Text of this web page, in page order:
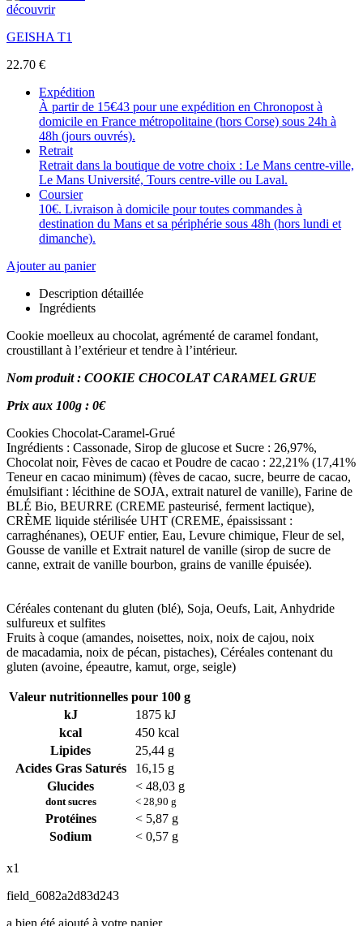
découvrir
GEISHA T1
22.70 €
Expédition
À partir de 15€43 pour une expédition en Chronopost à
domicile en France métropolitaine (hors Corse) sous 24h à
48h (jours ouvrés).
Retrait
Retrait dans la boutique de votre choix : Le Mans centre-ville,
Le Mans Université, Tours centre-ville ou Laval.
Coursier
10€. Livraison à domicile pour toutes commandes à
destination du Mans et sa périphérie sous 48h (hors lundi et
dimanche).
Ajouter au panier
Description détaillée
Ingrédients
Cookie moelleux au chocolat, agrémenté de caramel fondant,
croustillant à l’extérieur et tendre à l’intérieur.
Nom produit : COOKIE CHOCOLAT CARAMEL GRUE
Prix aux 100g : 0€
Cookies Chocolat-Caramel-Grué
Ingrédients : Cassonade, Sirop de glucose et Sucre : 26,97%,
Chocolat noir, Fèves de cacao et Poudre de cacao : 22,21% (17,41%
Teneur en cacao minimum) (fèves de cacao, sucre, beurre de cacao,
émulsifiant : lécithine de SOJA, extrait naturel de vanille), Farine de
BLÉ Bio, BEURRE (CREME pasteurisé, ferment lactique),
CRÈME liquide stérilisée UHT (CREME, épaississant :
carraghénanes), OEUF entier, Eau, Levure chimique, Fleur de sel,
Gousse de vanille et Extrait naturel de vanille (sirop de sucre de
canne, extrait de vanille bourbon, grains de vanille épuisée).
Céréales contenant du gluten (blé), Soja, Oeufs, Lait, Anhydride
sulfureux et sulfites
Fruits à coque (amandes, noisettes, noix, noix de cajou, noix
de macadamia, noix de pécan, pistaches), Céréales contenant du
gluten (avoine, épeautre, kamut, orge, seigle)
Valeur nutritionnelles pour 100 g
kJ
1875 kJ
kcal
450 kcal
Lipides
25,44 g
Acides Gras Saturés
16,15 g
Glucides
dont sucres
< 48,03 g
< 28,90 g
Protéines
< 5,87 g
Sodium
< 0,57 g
x1
field_6082a2d83d243
a bien été ajouté à votre panier